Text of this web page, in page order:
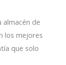
de
los mejores
que solo